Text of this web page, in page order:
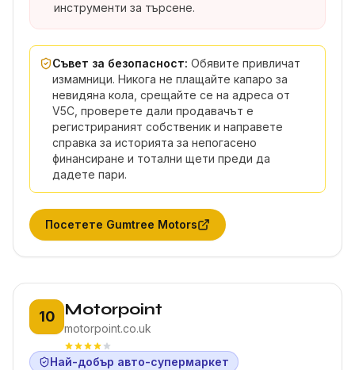
инструменти за търсене.
Съвет за безопасност: Обявите привличат
измамници. Никога не плащайте капаро за
невидяна кола, срещайте се на адреса от
V5C, проверете дали продавачът е
регистрираният собственик и направете
справка за историята за непогасено
финансиране и тотални щети преди да
дадете пари.
Посетете Gumtree Motors
10 Позиция 10:
Motorpoint
motorpoint.co.uk
Най-добър авто-супермаркет